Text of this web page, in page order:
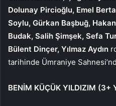
Dolunay Pircioğlu, Emel
Soylu, Gürkan Başbuğ,
Budak, Salih Şimşek, Sefa
Bülent Dinçer, Yılmaz Aydın
tarihinde Ümraniye
BENİM KÜÇÜK YILDIZIM (3+